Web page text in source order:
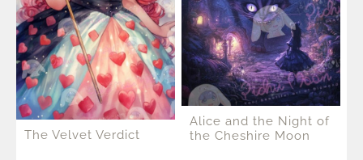
The Velvet Verdict
Alice and the Night of
the Cheshire Moon